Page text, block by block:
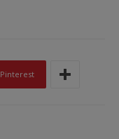
Pinterest